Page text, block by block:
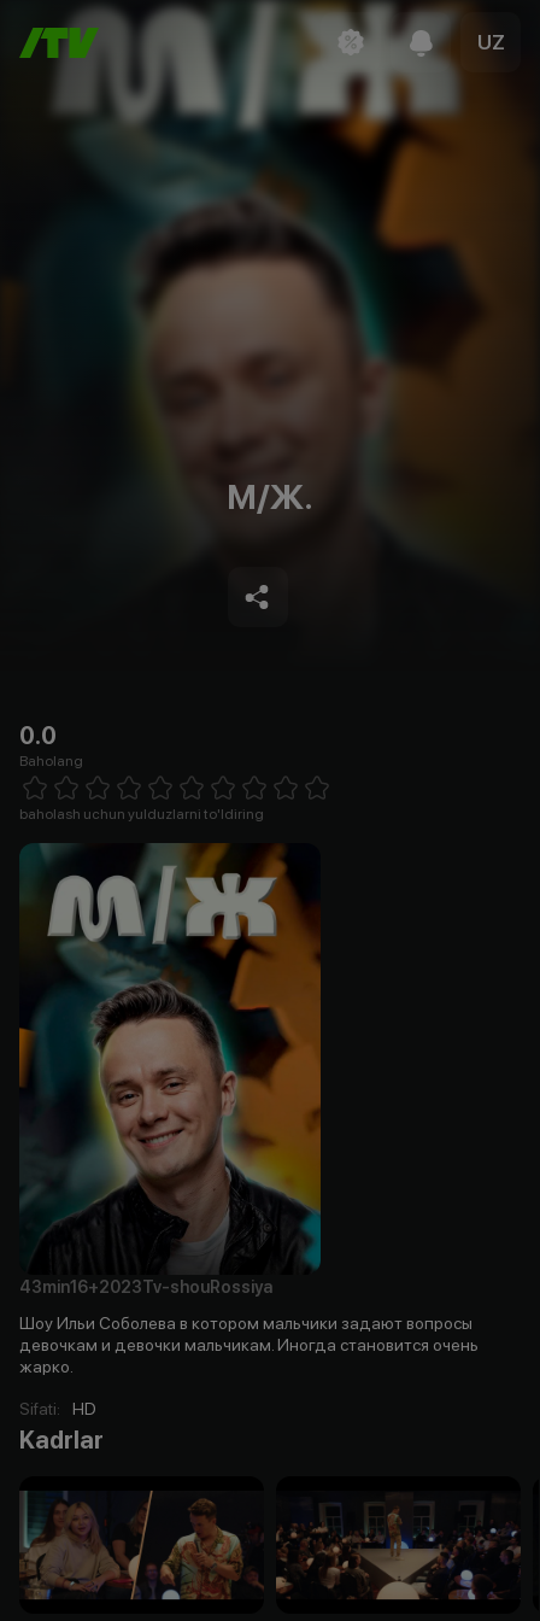
UZ
M/Ж.
0.0
Baholang
1 Star 2 Stars 3 Stars 4 Stars5 Stars 6 Stars7 Stars8 Stars
baholash uchun yulduzlarni to'ldiring
43min16+2023Tv-shouRossiya
Шоу Ильи Соболева в котором мальчики задают вопросы
девочкам и девочки мальчикам. Иногда становится очень
жарко.
Sifati: HD
Kadrlar